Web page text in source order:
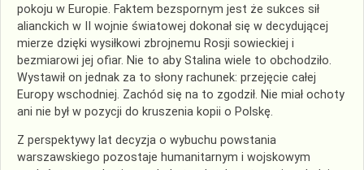
pokoju w Europie. Faktem bezspornym jest że sukces sił
alianckich w II wojnie światowej dokonał się w decydującej
mierze dzięki wysiłkowi zbrojnemu Rosji sowieckiej i
bezmiarowi jej ofiar. Nie to aby Stalina wiele to obchodziło.
Wystawił on jednak za to słony rachunek: przejęcie całej
Europy wschodniej. Zachód się na to zgodził. Nie miał ochoty
ani nie był w pozycji do kruszenia kopii o Polskę.
Z perspektywy lat decyzja o wybuchu powstania
warszawskiego pozostaje humanitarnym i wojskowym